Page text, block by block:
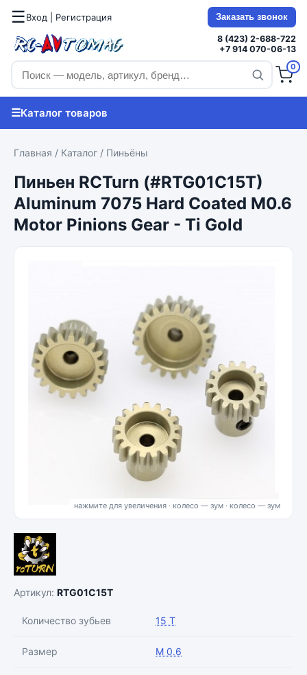
☰Вход | Регистрация Заказать звонок
8 (423) 2-688-722
+7 914 070-06-13
0
☰Каталог товаров
Главная / Каталог / Пиньёны
Пиньен RCTurn (#RTG01C15T)
Aluminum 7075 Hard Coated M0.6
Motor Pinions Gear - Ti Gold
нажмите для увеличения · колесо — зум
Артикул: RTG01C15T
Количество зубьев 15 T
Размер M 0.6